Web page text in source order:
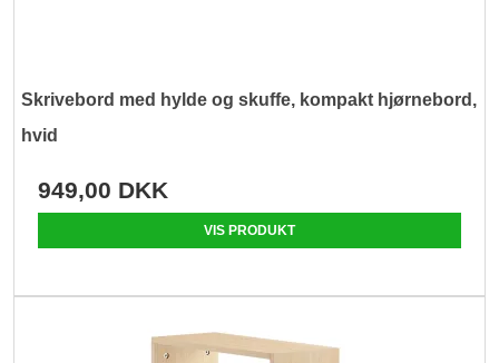
Skrivebord med hylde og skuffe, kompakt hjørnebord,
hvid
949,00 DKK
VIS PRODUKT